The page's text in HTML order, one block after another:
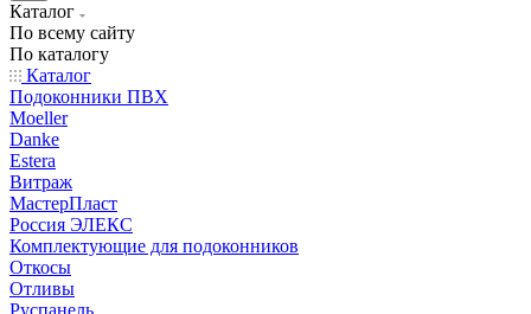
Каталог
По всему сайту
По каталогу
Каталог
Подоконники ПВХ
Moeller
Danke
Estera
Витраж
МастерПласт
Россия ЭЛЕКС
Комплектующие для подоконников
Откосы
Отливы
Руспанель